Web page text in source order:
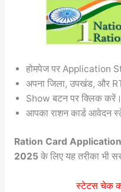
होमपेज पर Application
अपना जिला, उपखंड, और
Show बटन पर क्लिक करें।
आपका राशन कार्ड आवेदन
Ration Card
2025 के लिए यह तरीका भी
स्टेटस चेक